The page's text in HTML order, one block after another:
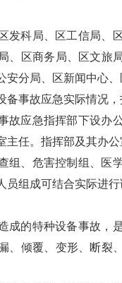
科局、区工信局、
、区商务局、区文旅
分局、区新闻中心
备事故应急实际情况
故应急指挥部下设办
主任。指挥部及其办
组、危害控制组、医
员组成可结合实际进
成的特种设备事故，
、倾覆、变形、断裂